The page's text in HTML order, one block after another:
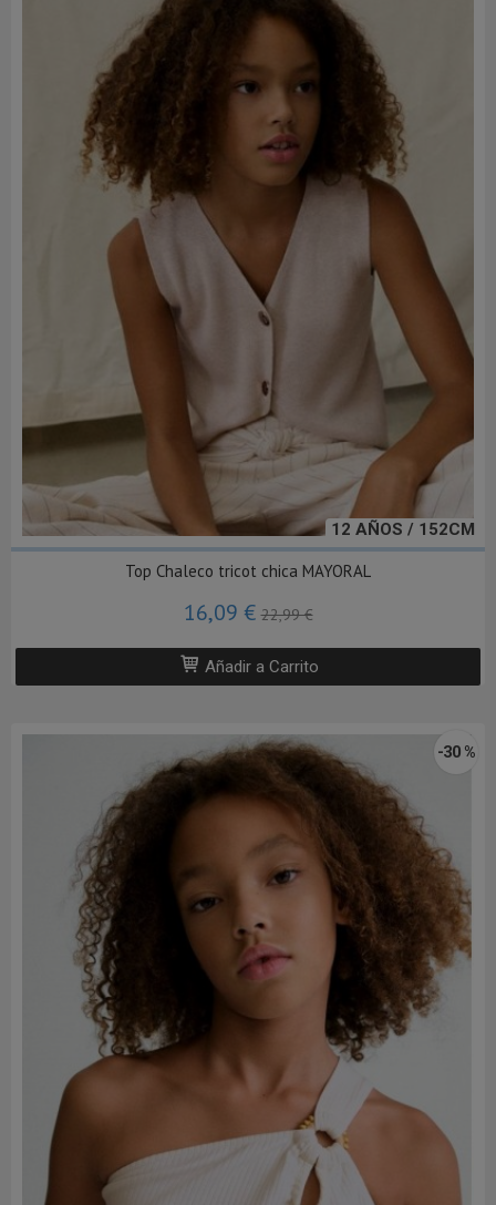
12 AÑOS / 152CM
Top Chaleco tricot chica MAYORAL
16,09 €22,99 €
Añadir a Carrito
-30 %